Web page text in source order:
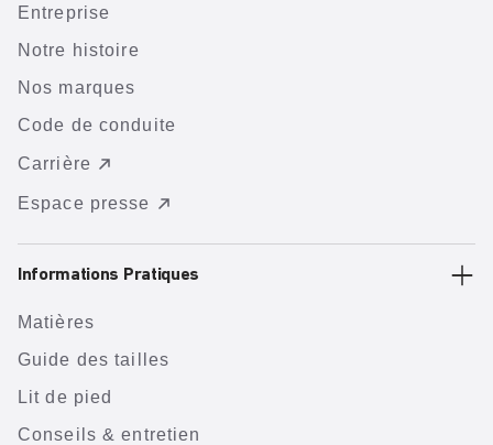
Entreprise
Notre histoire
Nos marques
Code de conduite
Carrière
Espace presse
Informations Pratiques
Matières
Guide des tailles
Lit de pied
Conseils & entretien